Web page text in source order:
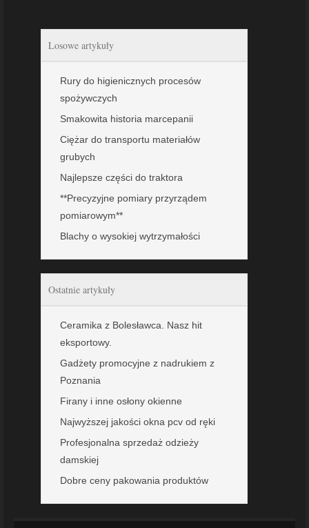
Losowe artykuły
Rury do higienicznych procesów
spożywczych
Smakowita historia marcepanii
Ciężar do transportu materiałów
grubych
Najlepsze części do traktora
**Precyzyjne pomiary przyrządem
pomiarowym**
Blachy o wysokiej wytrzymałości
Ostatnie artykuły
Ceramika z Bolesławca. Nasz hit
eksportowy.
Gadżety promocyjne z nadrukiem z
Poznania
Firany i inne osłony okienne
Najwyższej jakości okna pcv od ręki
Profesjonalna sprzedaż odzieży
damskiej
Dobre ceny pakowania produktów